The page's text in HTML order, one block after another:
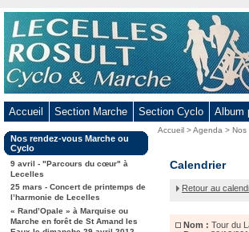
Aller
au
contenu
-
Aller
menu
principal
-
Aller
la
recherche
Accueil Section Marche Section Cyclo Album
Dans
la
rubrique
:
Nos rendez-vous Marche ou
Cyclo
9 avril - "Parcours du cœur" à
Lecelles
25 mars - Concert de printemps de
l’harmonie de Lecelles
« Rand’Opale » à Marquise ou
Marche en forêt de St Amand les
Vous
Accueil >Agenda>Nos
Tour
Lac
la
Tour
Calendrier
Retour au
Nom : Tour du